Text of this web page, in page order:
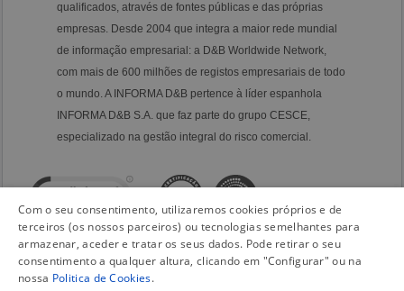
qualificados, através de fontes públicas e das próprias
empresas. Desde 2004 que integra a maior rede mundial
de informação empresarial: a D&B Worldwide Network,
com mais de 600 milhões de registos empresariais de todo
o mundo. A INFORMA D&B pertence à líder espanhola
INFORMA D&B S.A. que faz parte do grupo CESCE,
especializado na gestão integral do risco comercial.
Com o seu consentimento, utilizaremos cookies próprios e de
terceiros (os nossos parceiros) ou tecnologias semelhantes para
armazenar, aceder e tratar os seus dados. Pode retirar o seu
consentimento a qualquer altura, clicando em "Configurar" ou na
nossa Politica de Cookies.